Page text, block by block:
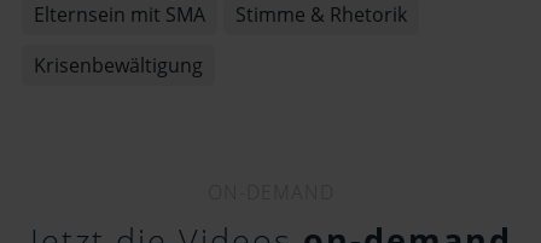
Elternsein mit SMA
Stimme & Rhetorik
Krisenbewältigung
ON-DEMAND